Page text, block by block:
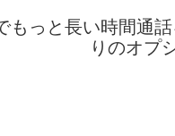
もっと長い時間通
りのオプ